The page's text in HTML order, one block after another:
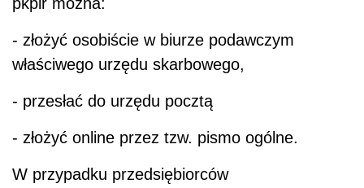
- złożyć osobiście w biurze podawczym
właściwego urzędu skarbowego,
- przesłać do urzędu pocztą
- złożyć online przez tzw. pismo ogólne.
W przypadku przedsiębiorców